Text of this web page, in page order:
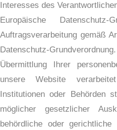
Interesses des
Europäische Datenschutz-
Auftragsverarbeitung gemäß
Datenschutz-
Übermittlung Ihrer
unsere Website
Institutionen oder Behörden
möglicher gesetzlicher
behördliche oder